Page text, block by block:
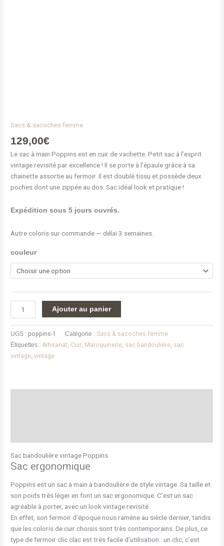
Sacs & sacoches femme
129,00€
Le sac à main Poppins est en cuir de vachette. Petit sac à l’esprit
vintage revisité par excellence ! Il se porte à l’épaule grâce à sa
chainette assortie au fermoir. Il est doublé tissu et possède deux
poches dont une zippée au dos. Sac idéal look et pratique !
Expédition sous 5 jours ouvrés.
Autre coloris sur commande — délai 3 semaines.
couleur
Ajouter au panier
UGS : poppins-1 Catégorie :Sacs & sacoches femme
Étiquettes :Artisanat, Cuir, Maroquinerie, sac bandoulière, sac
vintage,vintage
Sac bandoulière vintage Poppins
Sac ergonomique
Poppins est un sac à main à bandoulière de style vintage. Sa taille et
son poids très léger en font un sac ergonomique. C’est un sac
agréable à porter, avec un look vintage revisité.
En effet, son fermoir d’époque nous ramène au siècle dernier, tandis
que les coloris de cuir choisis sont très contemporains. De plus, ce
type de fermoir clic clac est très facile d’utilisation : un clic, c’est